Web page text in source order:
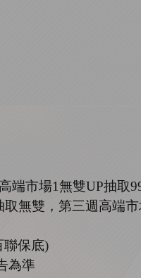
端市場1無雙UP抽取
無雙，第三週高端
聯保底)
為準